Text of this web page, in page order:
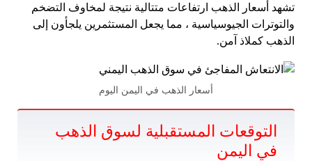
تشهد أسعار الذهب ارتفاعات متتالية نتيجة لمخاوف التضخم
والتوترات الجيوسياسية ، مما يجعل المستثمرين يلجأون إلى
الذهب كملاذ آمن.
أسعار الذهب في اليمن اليوم
التوقعات المستقبلية لسوق الذهب
في اليمن